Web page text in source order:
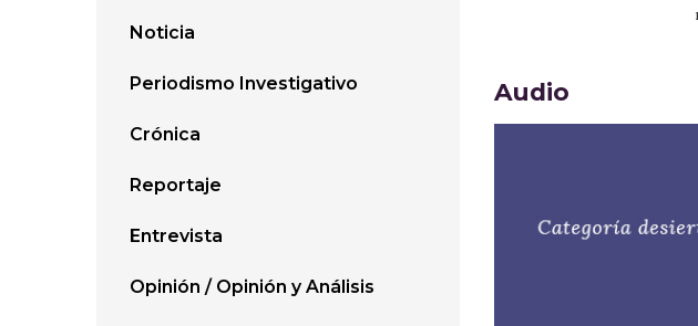
Noticia
Periodismo Investigativo
Crónica
Reportaje
Entrevista
Opinión / Opinión y Análisis
Audio